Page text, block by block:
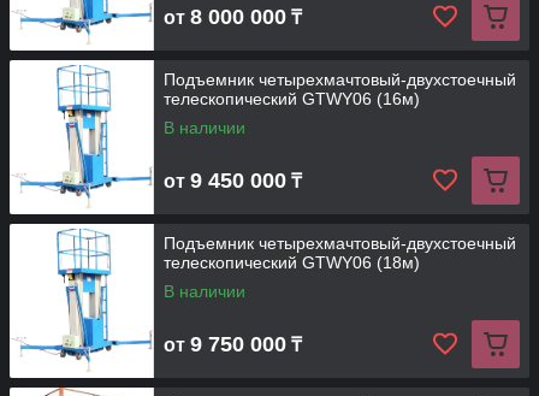
от 8 000 000 ₸
Подъемник четырехмачтовый-двухстоечный
телескопический GTWY06 (16м)
В наличии
от 9 450 000 ₸
Подъемник четырехмачтовый-двухстоечный
телескопический GTWY06 (18м)
В наличии
от 9 750 000 ₸